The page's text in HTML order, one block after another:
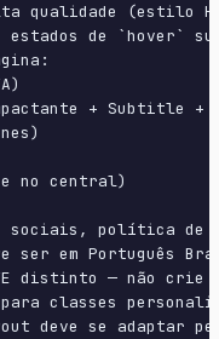
qualidade (estilo
de `hover`
+ Subtitle +
no central)
sociais, política
ser em Português
distinto — não
classes
deve se adaptar